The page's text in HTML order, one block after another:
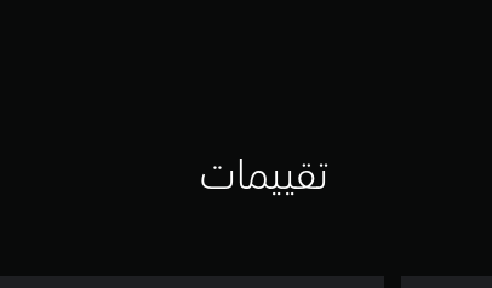
تقييمات